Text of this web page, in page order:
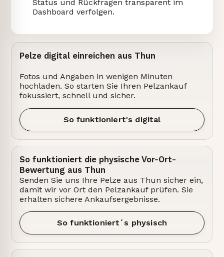
Status und Rückfragen transparent im
Dashboard verfolgen.
Pelze digital einreichen aus Thun
Fotos und Angaben in wenigen Minuten
hochladen. So starten Sie Ihren Pelzankauf
fokussiert, schnell und sicher.
So funktioniert's digital
So funktioniert die physische Vor-Ort-
Bewertung aus Thun
Senden Sie uns Ihre Pelze aus Thun sicher ein,
damit wir vor Ort den Pelzankauf prüfen. Sie
erhalten sichere Ankaufsergebnisse.
So funktioniert´s physisch